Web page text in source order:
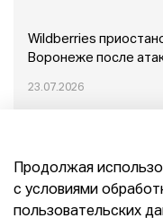
Wildberries
Воронеже после
23.07.2026
Продолжая
с условиями
пользовательских